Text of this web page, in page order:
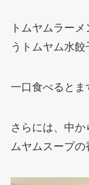
トムヤムラー
うトムヤム水餃
一口食べるとま
さらには、中
ムヤムスープの